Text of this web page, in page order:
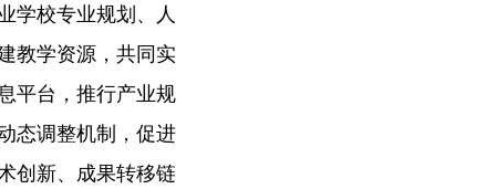
学校专业规划、人
教学资源，共同实
平台，推行产业规
态调整机制，促进
创新、成果转移链